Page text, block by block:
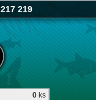
219
0 ks